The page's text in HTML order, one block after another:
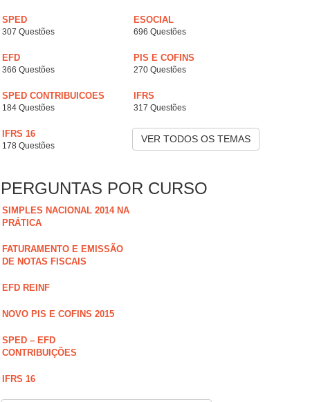
SPED
307 Questões
ESOCIAL
696 Questões
EFD
366 Questões
PIS E COFINS
270 Questões
SPED CONTRIBUICOES
184 Questões
IFRS
317 Questões
IFRS 16
178 Questões
VER TODOS OS TEMAS
PERGUNTAS POR CURSO
SIMPLES NACIONAL 2014 NA
PRÁTICA
FATURAMENTO E EMISSÃO
DE NOTAS FISCAIS
EFD REINF
NOVO PIS E COFINS 2015
SPED – EFD
CONTRIBUIÇÕES
IFRS 16